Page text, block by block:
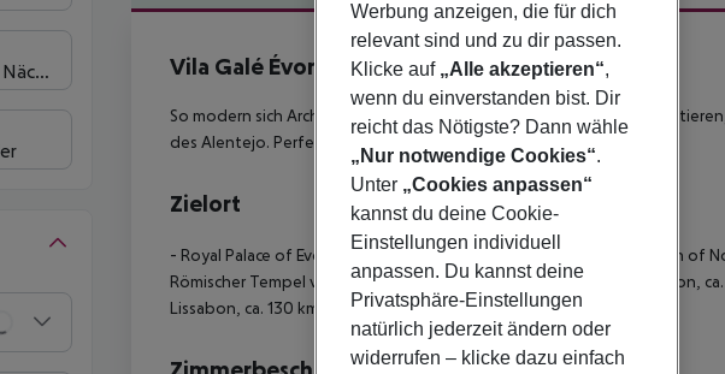
Hotelbeschreibung
Vila Galé Évora
So modern sich Architektur und Design des eleganten Hotels
des Alentejo. Perfekt, um den historischen Kern Évoras zu erkunden!
Zielort
- Royal Palace of Evora ca. 600 m - Knochenkapelle ca. 600 m - Church of
Römischer Tempel von Evora ca. 900 m - zum ÖPNV: Evora Train Station,
Lissabon, ca. 130 km - zentral, ruhig
Werbung anzeigen, die für dich
relevant sind und zu dir passen.
Klicke auf „Alle akzeptieren“,
wenn du einverstanden bist. Dir
reicht das Nötigste? Dann wähle
„Nur notwendige Cookies“.
Unter „Cookies anpassen“
kannst du deine Cookie-
Einstellungen individuell
anpassen. Du kannst deine
Privatsphäre-Einstellungen
natürlich jederzeit ändern oder
widerrufen – klicke dazu einfach